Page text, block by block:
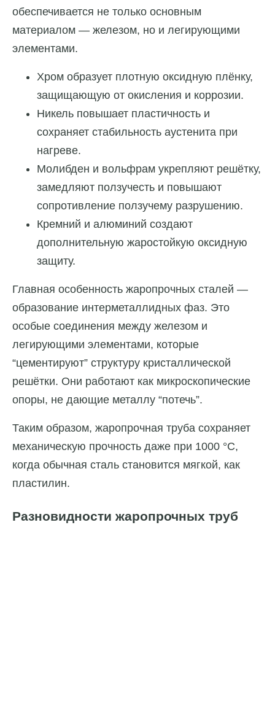
обеспечивается не только основным
материалом — железом, но и легирующими
элементами.
Хром образует плотную оксидную плёнку,
защищающую от окисления и коррозии.
Никель повышает пластичность и
сохраняет стабильность аустенита при
нагреве.
Молибден и вольфрам укрепляют решётку,
замедляют ползучесть и повышают
сопротивление ползучему разрушению.
Кремний и алюминий создают
дополнительную жаростойкую оксидную
защиту.
Главная особенность жаропрочных сталей —
образование интерметаллидных фаз. Это
особые соединения между железом и
легирующими элементами, которые
“цементируют” структуру кристаллической
решётки. Они работают как микроскопические
опоры, не дающие металлу “потечь”.
Таким образом, жаропрочная труба сохраняет
механическую прочность даже при 1000 °C,
когда обычная сталь становится мягкой, как
пластилин.
Разновидности жаропрочных труб